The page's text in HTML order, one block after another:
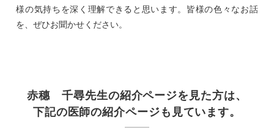
様の気持ちを深く理解できると思います。皆様の色々なお話
を、ぜひお聞かせください。
赤穗 千尋先生の紹介ページを見た方は、
下記の医師の紹介ページも見ています。